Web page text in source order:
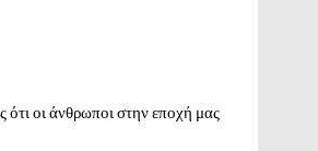
ότι οι άνθρωποι στην εποχή μας